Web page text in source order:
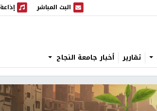
البث المباشر
البث المباشر إذاعة
تقارير أخبار جامعة النجاح